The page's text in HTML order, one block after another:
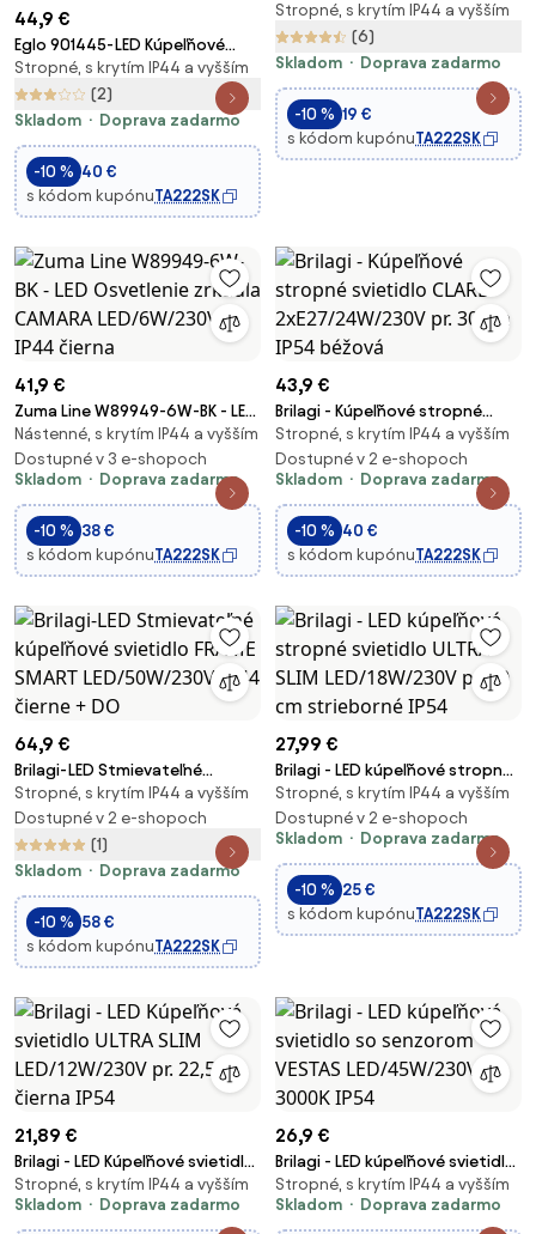
44,9 €
Eglo 901445-LED Kúpeľňové
stropné svietidlo ROVITO
17,2W/230V 30x57cm IP44
čierna
Stropné, s krytím IP44 a vyšším
(2)
Skladom
Doprava zadarmo
-10 % 40 €
s kódom kupónuTA222SK
svietidlo AVESTA LED/18W/230V
4000K IP54
Stropné, s krytím IP44 a vyšším
(6)
Skladom
Doprava zadarmo
-10 % 19 €
s kódom kupónuTA222SK
41,9 €
Zuma Line W89949-6W-BK - LED
Osvetlenie zrkadla CAMARA
LED/6W/230V IP44 čierna
Nástenné, s krytím IP44 a vyšším
Dostupné v 3 e-shopoch
Skladom
Doprava zadarmo
-10 % 38 €
s kódom kupónuTA222SK
43,9 €
Brilagi - Kúpeľňové stropné
svietidlo CLARE
2xE27/24W/230V pr. 30 cm IP54
béžová
Stropné, s krytím IP44 a vyšším
Dostupné v 2 e-shopoch
Skladom
Doprava zadarmo
-10 % 40 €
s kódom kupónuTA222SK
64,9 €
Brilagi-LED Stmievateľné
kúpeľňové svietidlo FRAME
SMART LED/50W/230V IP44
čierne + DO
Stropné, s krytím IP44 a vyšším
Dostupné v 2 e-shopoch
(1)
Skladom
Doprava zadarmo
-10 % 58 €
s kódom kupónuTA222SK
27,99 €
Brilagi - LED kúpeľňové stropné
svietidlo ULTRA SLIM
LED/18W/230V pr. 30 cm
strieborné IP54
Stropné, s krytím IP44 a vyšším
Dostupné v 2 e-shopoch
Skladom
Doprava zadarmo
-10 % 25 €
s kódom kupónuTA222SK
21,89 €
Brilagi - LED Kúpeľňové svietidlo
ULTRA SLIM LED/12W/230V pr.
22,5 cm čierna IP54
Stropné, s krytím IP44 a vyšším
Skladom
Doprava zadarmo
26,9 €
Brilagi - LED kúpeľňové svietidlo
so senzorom VESTAS
LED/45W/230V 3000K IP54
Stropné, s krytím IP44 a vyšším
Skladom
Doprava zadarmo